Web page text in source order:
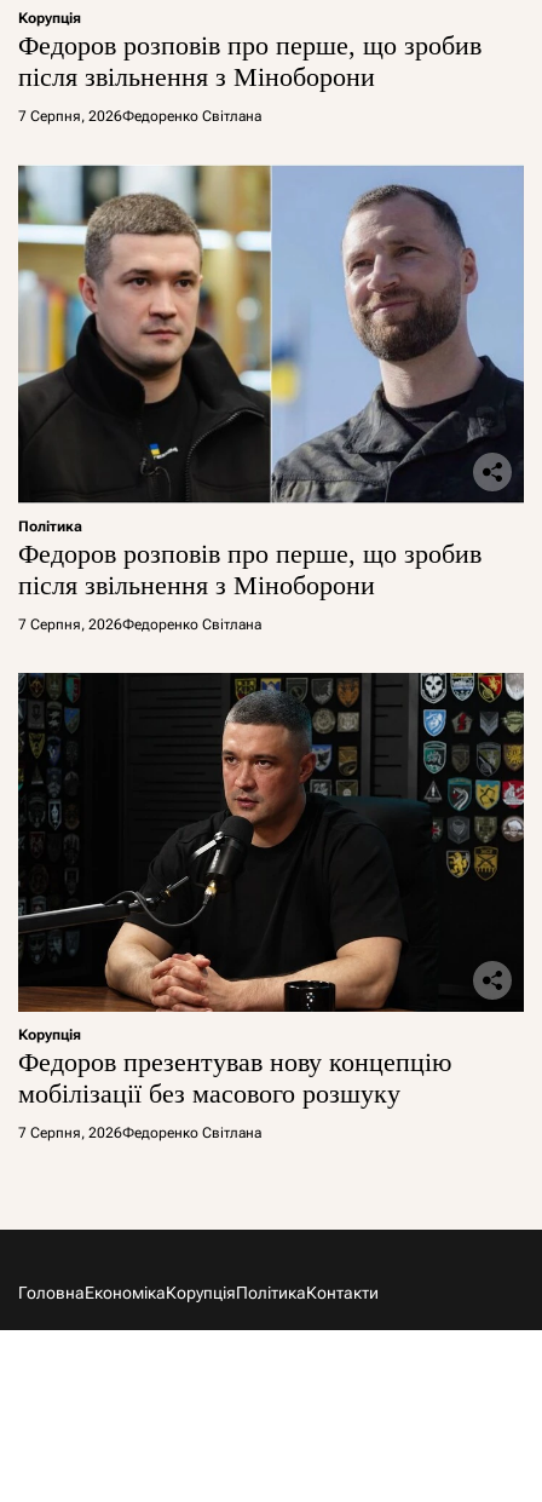
Корупція
Федоров розповів про перше, що зробив
після звільнення з Міноборони
7 Серпня, 2026Федоренко Світлана
Політика
Федоров розповів про перше, що зробив
після звільнення з Міноборони
7 Серпня, 2026Федоренко Світлана
Корупція
Федоров презентував нову концепцію
мобілізації без масового розшуку
7 Серпня, 2026Федоренко Світлана
ГоловнаЕкономікаКорупціяПолітикаКонтакти